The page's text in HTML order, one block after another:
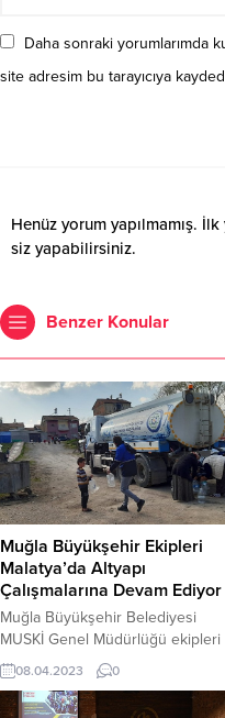
Daha sonraki yorumlarımda
site adresim bu tarayıcıya
Henüz yorum yapılmamış.
siz yapabilirsiniz.
Benzer Konular
Muğla Büyükşehir Ekipleri
Malatya’da Altyapı
Çalışmalarına Devam Ediyor
Muğla Büyükşehir Belediyesi
MUSKİ Genel Müdürlüğü ekipleri
deprem bölgesi Malatya’da zarar
gören altyapı sistemlerinin tamiratı
ve eksiklerin giderilmesi için
08.04.2023 0